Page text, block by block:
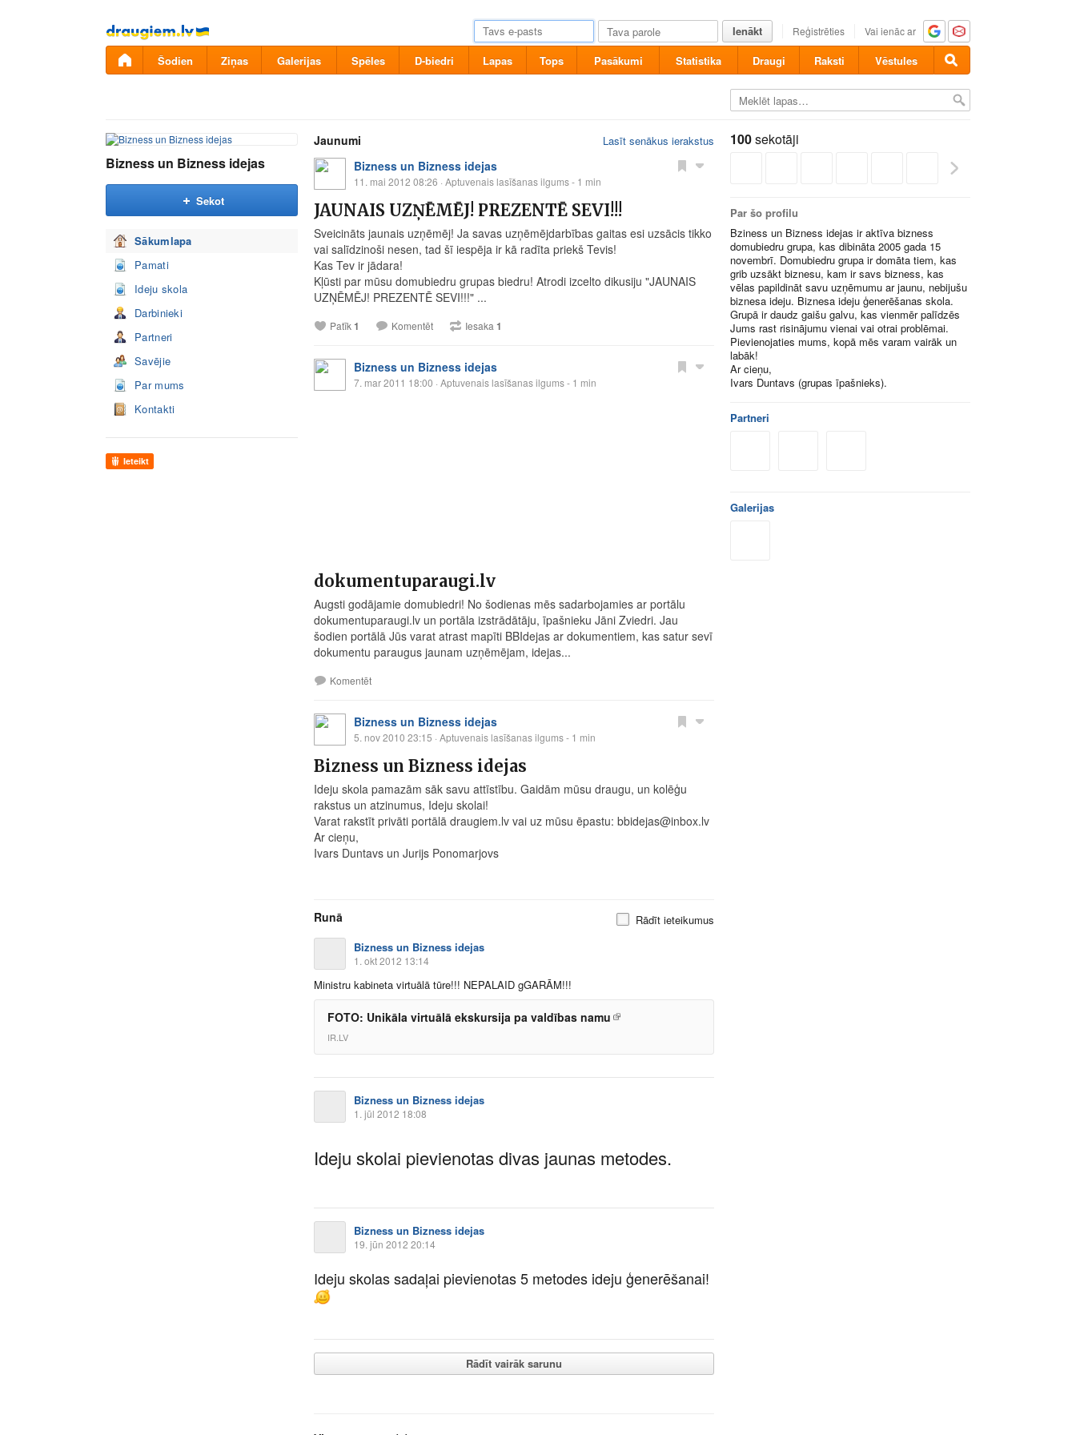
Pāriet
uz
saturu
Ienākt Reģistrēties Vai ienāc ar
Šodien Ziņas Galerijas Spēles D-biedri Lapas Tops Pasākumi Statistika Draugi Raksti Vēstules
Bizness un Bizness idejas
Sekot
Sākumlapa
Pamati
Ideju skola
Darbinieki
Partneri
Savējie
Par mums
Kontakti
Ieteikt
Jaunumi Lasīt senākus ierakstus
Bizness un Bizness idejas
11. mai 2012 08:26 · Aptuvenais lasīšanas ilgums - 1 min
JAUNAIS UZŅĒMĒJ! PREZENTĒ SEVI!!!
Sveicināts jaunais uzņēmēj! Ja savas uzņēmējdarbības gaitas esi uzsācis tikko
vai salīdzinoši nesen, tad šī iespēja ir kā radīta priekš Tevis!
Kas Tev ir jādara!
Kļūsti par mūsu domubiedru grupas biedru! Atrodi izcelto dikusiju "JAUNAIS
UZŅĒMĒJ! PREZENTĒ SEVI!!!" ...
Patīk1 Komentēt Iesaka 1
Bizness un Bizness idejas
7. mar 2011 18:00 · Aptuvenais lasīšanas ilgums - 1 min
dokumentuparaugi.lv
Augsti godājamie domubiedri! No šodienas mēs sadarbojamies ar portālu
dokumentuparaugi.lv un portāla izstrādātāju, īpašnieku Jāni Zviedri. Jau
šodien portālā Jūs varat atrast mapīti BBIdejas ar dokumentiem, kas satur sevī
dokumentu paraugus jaunam uzņēmējam, idejas...
Komentēt
Bizness un Bizness idejas
5. nov 2010 23:15 · Aptuvenais lasīšanas ilgums - 1 min
Bizness un Bizness idejas
Ideju skola pamazām sāk savu attīstību. Gaidām mūsu draugu, un kolēģu
rakstus un atzinumus, Ideju skolai!
Varat rakstīt privāti portālā draugiem.lv vai uz mūsu ēpastu: bbidejas@inbox.lv
Ar cieņu,
Ivars Duntavs un Jurijs Ponomarjovs
Runā
Rādīt ieteikumus
Bizness un Bizness idejas
1. okt 2012 13:14
Ministru kabineta virtuālā tūre!!! NEPALAID gGARĀM!!!
FOTO: Unikāla virtuālā ekskursija pa valdības namu
IR.LV
Bizness un Bizness idejas
1. jūl 2012 18:08
Ideju skolai pievienotas divas jaunas metodes.
Bizness un Bizness idejas
19. jūn 2012 20:14
Ideju skolas sadaļai pievienotas 5 metodes ideju ģenerēšanai!
Rādīt vairāk sarunu
100sekotāji
Par šo profilu
Bziness un Bizness idejas ir aktīva bizness
domubiedru grupa, kas dibināta 2005 gada 15
novembrī. Domubiedru grupa ir domāta tiem, kas
grib uzsākt biznesu, kam ir savs bizness, kas
vēlas papildināt savu uzņēmumu ar jaunu, nebijušu
biznesa ideju. Biznesa ideju ģenerēšanas skola.
Grupā ir daudz gaišu galvu, kas vienmēr palīdzēs
Jums rast risinājumu vienai vai otrai problēmai.
Pievienojaties mums, kopā mēs varam vairāk un
labāk!
Ar cieņu,
Ivars Duntavs (grupas īpašnieks).
Partneri
Galerijas